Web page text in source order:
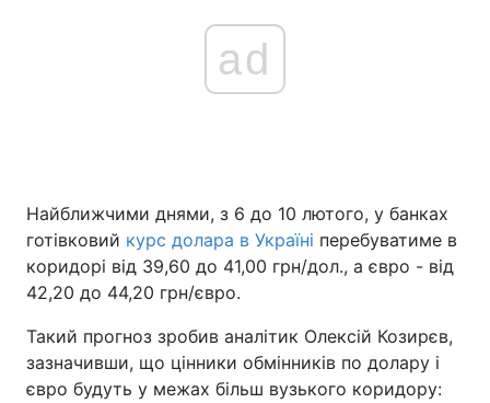
ad
Найближчими днями, з 6 до 10 лютого, у банках
готівковий курс долара в Україні перебуватиме в
коридорі від 39,60 до 41,00 грн/дол., а євро - від
42,20 до 44,20 грн/євро.
Такий прогноз зробив аналітик Олексій Козирєв,
зазначивши, що цінники обмінників по долару і
євро будуть у межах більш вузького коридору: